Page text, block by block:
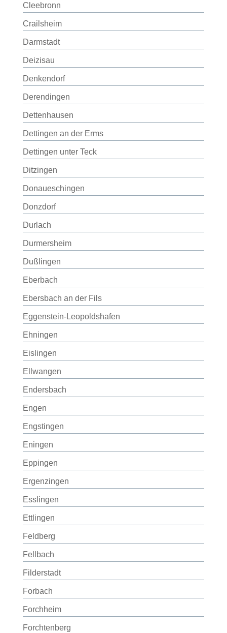
Cleebronn
Crailsheim
Darmstadt
Deizisau
Denkendorf
Derendingen
Dettenhausen
Dettingen an der Erms
Dettingen unter Teck
Ditzingen
Donaueschingen
Donzdorf
Durlach
Durmersheim
Dußlingen
Eberbach
Ebersbach an der Fils
Eggenstein-Leopoldshafen
Ehningen
Eislingen
Ellwangen
Endersbach
Engen
Engstingen
Eningen
Eppingen
Ergenzingen
Esslingen
Ettlingen
Feldberg
Fellbach
Filderstadt
Forbach
Forchheim
Forchtenberg